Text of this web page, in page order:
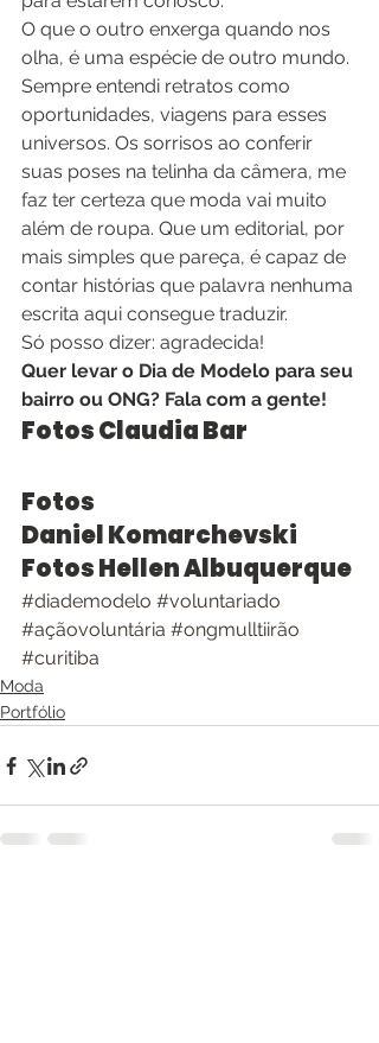
O que o outro enxerga quando nos
olha, é uma espécie de outro mundo.
Sempre entendi retratos como
oportunidades, viagens para esses
universos. Os sorrisos ao conferir
suas poses na telinha da câmera, me
faz ter certeza que moda vai muito
além de roupa. Que um editorial, por
mais simples que pareça, é capaz de
contar histórias que palavra nenhuma
escrita aqui consegue traduzir.
Só posso dizer: agradecida!
Quer levar o Dia de Modelo para seu
bairro ou ONG? Fala com a gente!
Fotos Claudia Bar
Fotos
Daniel Komarchevski
Fotos Hellen Albuquerque
#diademodelo #voluntariado
#açãovoluntária #ongmulltiirão
#curitiba
Moda
Portfólio